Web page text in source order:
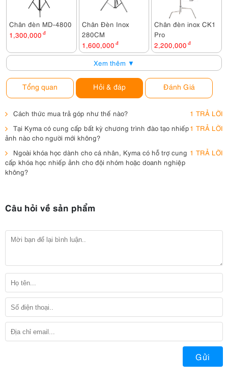
Chân đèn MD-4800
1,300,000 đ
Chân Đèn Inox
280CM
1,600,000 đ
Chân đèn inox CK1
Pro
2,200,000 đ
Xem thêm ▼
Tổng quan Hỏi & đáp Đánh Giá
Cách thức mua trả góp như thế nào?
1 TRẢ LỜI
Tại Kyma có cung cấp bất kỳ chương trình đào tạo nhiếp
ảnh nào cho người mới không?
1 TRẢ LỜI
Ngoài khóa học dành cho cá nhân, Kyma có hỗ trợ cung
cấp khóa học nhiếp ảnh cho đội nhóm hoặc doanh nghiệp
không?
1 TRẢ LỜI
Câu hỏi về sản phẩm
Gửi